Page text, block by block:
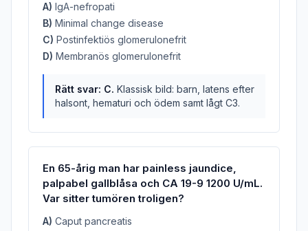
A) IgA-nefropati
B) Minimal change disease
C) Postinfektiös glomerulonefrit
D) Membranös glomerulonefrit
Rätt svar: C. Klassisk bild: barn, latens efter
halsont, hematuri och ödem samt lågt C3.
En 65-årig man har painless jaundice,
palpabel gallblåsa och CA 19-9 1200 U/mL.
Var sitter tumören troligen?
A) Caput pancreatis